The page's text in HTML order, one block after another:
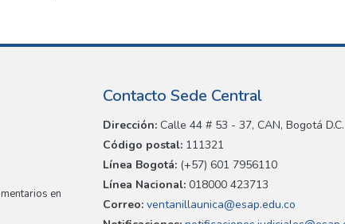
en
Contacto Sede Central
Dirección: Calle 44 # 53 - 37, CAN, Bogotá D.C.
Código postal: 111321
Línea Bogotá: (+57) 601 7956110
Línea Nacional: 018000 423713
Correo: ventanillaunica@esap.edu.co